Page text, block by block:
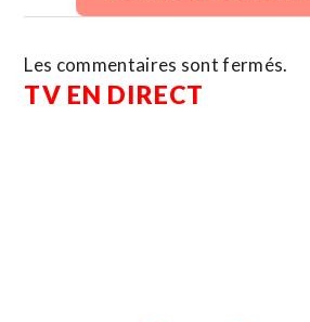
Les commentaires sont fermés.
TV EN DIRECT